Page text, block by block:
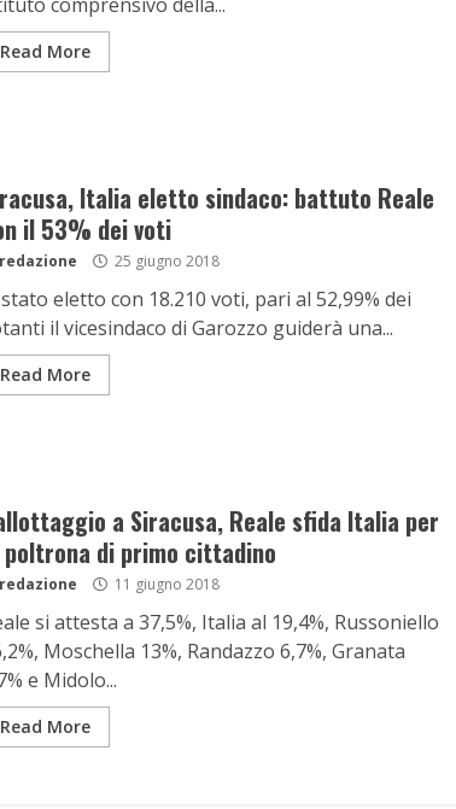
Read More
Italia eletto sindaco: battuto Reale
il 53% dei voti
redazione 25 giugno 2018
eletto con 18.210 voti, pari al 52,99% dei
il vicesindaco di Garozzo guiderà una...
Read More
a Siracusa, Reale sfida Italia per
poltrona di primo cittadino
redazione 11 giugno 2018
si attesta a 37,5%, Italia al 19,4%, Russoniello
Moschella 13%, Randazzo 6,7%, Granata
e Midolo...
Read More